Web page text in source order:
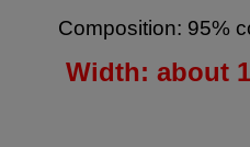
Composition: 95%
Width: about